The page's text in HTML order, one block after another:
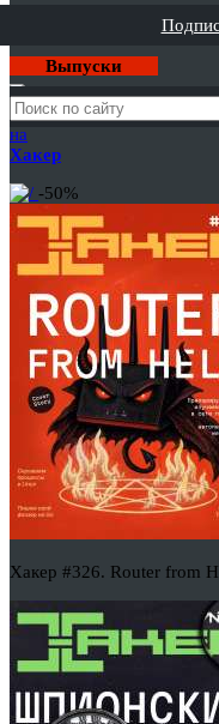
Выпуски
Годовая
подписка
на
Хакер
-50%
Хакер #326. Router from